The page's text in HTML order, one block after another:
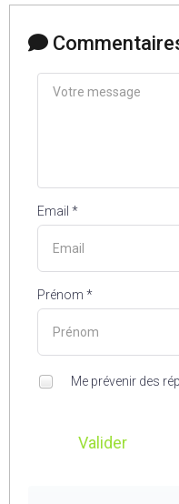
Email *
Prénom *
Me prévenir des
Valider